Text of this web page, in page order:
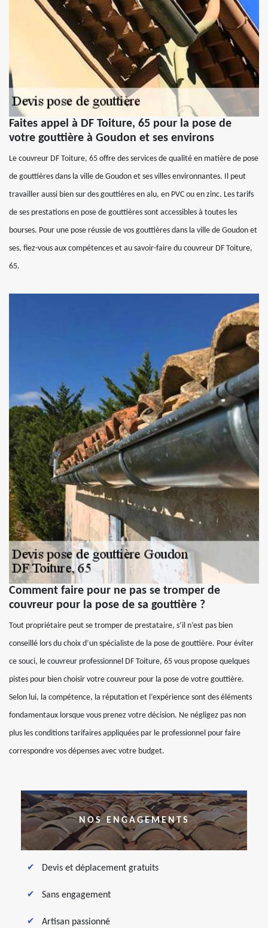
Faites appel à DF Toiture, 65 pour la pose de
votre gouttière à Goudon et ses environs
Le couvreur DF Toiture, 65 offre des services de qualité en matière de pose
de gouttières dans la ville de Goudon et ses villes environnantes. Il peut
travailler aussi bien sur des gouttières en alu, en PVC ou en zinc. Les tarifs
de ses prestations en pose de gouttières sont accessibles à toutes les
bourses. Pour une pose réussie de vos gouttières dans la ville de Goudon et
ses, fiez-vous aux compétences et au savoir-faire du couvreur DF Toiture,
65.
Comment faire pour ne pas se tromper de
couvreur pour la pose de sa gouttière ?
Tout propriétaire peut se tromper de prestataire, s’il n’est pas bien
conseillé lors du choix d’un spécialiste de la pose de gouttière. Pour éviter
ce souci, le couvreur professionnel DF Toiture, 65 vous propose quelques
pistes pour bien choisir votre couvreur pour la pose de votre gouttière.
Selon lui, la compétence, la réputation et l’expérience sont des éléments
fondamentaux lorsque vous prenez votre décision. Ne négligez pas non
plus les conditions tarifaires appliquées par le professionnel pour faire
correspondre vos dépenses avec votre budget.
NOS ENGAGEMENTS
Devis et déplacement gratuits
Sans engagement
Artisan passionné